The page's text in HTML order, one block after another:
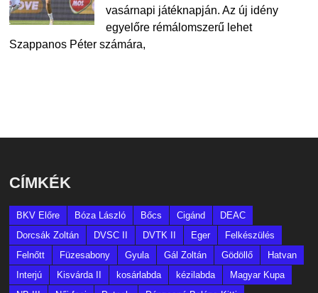
vasárnapi játéknapján. Az új idény
egyelőre rémálomszerű lehet
Szappanos Péter számára,
CÍMKÉK
BKV Előre Bóza László Bőcs Cigánd
DEAC
Dorcsák Zoltán
DVSC II DVTK II Eger
Felkészülés
Felnőtt
Füzesabony Gyula Gál Zoltán Gödöllő
Hatvan
Interjú
Kisvárda II kosárlabda kézilabda
Magyar Kupa